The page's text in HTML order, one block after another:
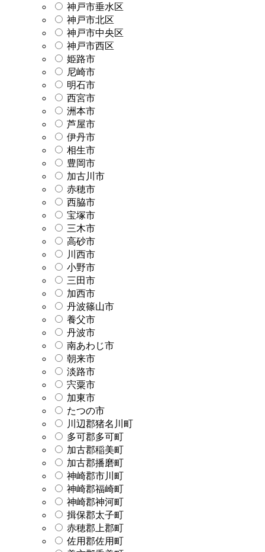
神戸市垂水区
神戸市北区
神戸市中央区
神戸市西区
姫路市
尼崎市
明石市
西宮市
洲本市
芦屋市
伊丹市
相生市
豊岡市
加古川市
赤穂市
西脇市
宝塚市
三木市
高砂市
川西市
小野市
三田市
加西市
丹波篠山市
養父市
丹波市
南あわじ市
朝来市
淡路市
宍粟市
加東市
たつの市
川辺郡猪名川町
多可郡多可町
加古郡稲美町
加古郡播磨町
神崎郡市川町
神崎郡福崎町
神崎郡神河町
揖保郡太子町
赤穂郡上郡町
佐用郡佐用町